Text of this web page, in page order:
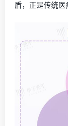
盾，正是传统医